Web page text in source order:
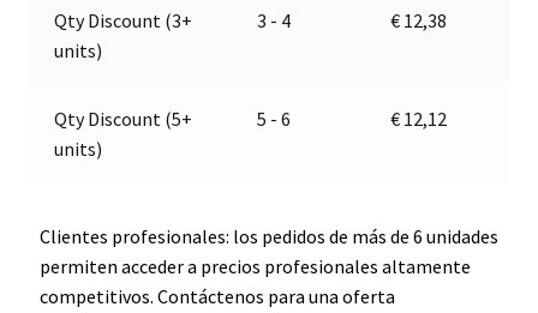
05024
cantidad
Qty Discount (3+
units)
3 - 4 € 12,38
Qty Discount (5+
units)
5 - 6 € 12,12
Clientes profesionales: los pedidos de más de 6 unidades
permiten acceder a precios profesionales altamente
competitivos. Contáctenos para una oferta